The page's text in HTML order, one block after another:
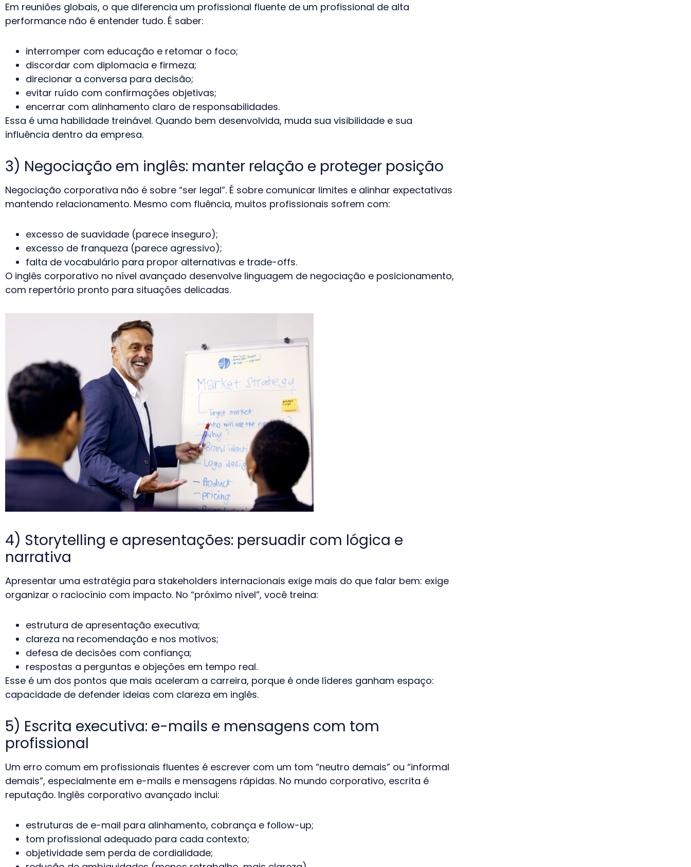
Em reuniões globais, o que diferencia um profissional fluente de um profissional de alta
performance não é entender tudo. É saber:
interromper com educação e retomar o foco;
discordar com diplomacia e firmeza;
direcionar a conversa para decisão;
evitar ruído com confirmações objetivas;
encerrar com alinhamento claro de responsabilidades.
Essa é uma habilidade treinável. Quando bem desenvolvida, muda sua visibilidade e sua
influência dentro da empresa.
3) Negociação em inglês: manter relação e proteger posição
Negociação corporativa não é sobre “ser legal”. É sobre comunicar limites e alinhar expectativas
mantendo relacionamento. Mesmo com fluência, muitos profissionais sofrem com:
excesso de suavidade (parece inseguro);
excesso de franqueza (parece agressivo);
falta de vocabulário para propor alternativas e trade-offs.
O inglês corporativo no nível avançado desenvolve linguagem de negociação e posicionamento,
com repertório pronto para situações delicadas.
4) Storytelling e apresentações: persuadir com lógica e
narrativa
Apresentar uma estratégia para stakeholders internacionais exige mais do que falar bem: exige
organizar o raciocínio com impacto. No “próximo nível”, você treina:
estrutura de apresentação executiva;
clareza na recomendação e nos motivos;
defesa de decisões com confiança;
respostas a perguntas e objeções em tempo real.
Esse é um dos pontos que mais aceleram a carreira, porque é onde líderes ganham espaço:
capacidade de defender ideias com clareza em inglês.
5) Escrita executiva: e-mails e mensagens com tom
profissional
Um erro comum em profissionais fluentes é escrever com um tom “neutro demais” ou “informal
demais”, especialmente em e-mails e mensagens rápidas. No mundo corporativo, escrita é
reputação. Inglês corporativo avançado inclui:
estruturas de e-mail para alinhamento, cobrança e follow-up;
tom profissional adequado para cada contexto;
objetividade sem perda de cordialidade;